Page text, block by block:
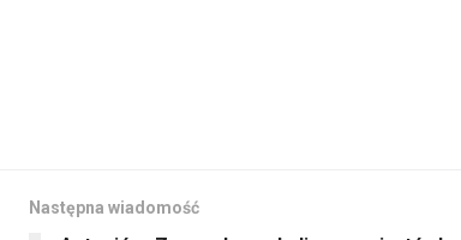
Następna wiadomość